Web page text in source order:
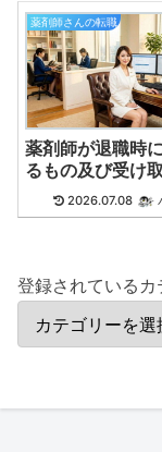
薬剤師さんの転職
薬剤師が退職時
るもの及び受け
2026.07.08
登録されているカ